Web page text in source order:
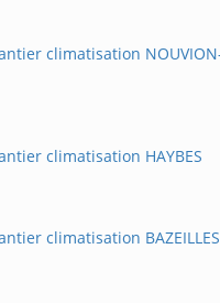
climatisation
climatisation HAYBES
climatisation BAZEILLES